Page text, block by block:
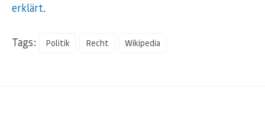
erklärt.
Tags: Politik Recht Wikipedia